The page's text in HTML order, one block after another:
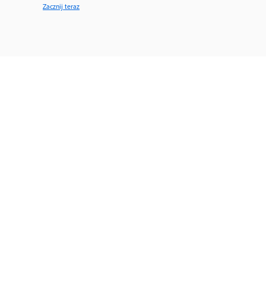
Zacznij teraz